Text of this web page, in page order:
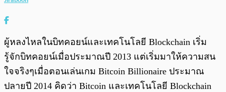
ผู้หลงไหลในบิทคอยน์และเทคโนโลยี Blockchain เริ่ม
รู้จักบิทคอยน์เมื่อประมาณปี 2013 แต่เริ่มมาให้ความสน
ใจจริงๆเมื่อตอนเล่นเกม Bitcoin Billionaire ประมาณ
ปลายปี 2014 คิดว่า Bitcoin และเทคโนโลยี Blockchain